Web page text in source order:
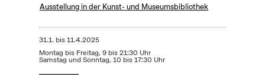
Ausstellung in der Kunst- und Museumsbibliothek
31.1. bis11.4.2025
Montag bis Freitag, 9 bis 21:30 Uhr
Samstag und Sonntag, 10 bis 17:30 Uhr